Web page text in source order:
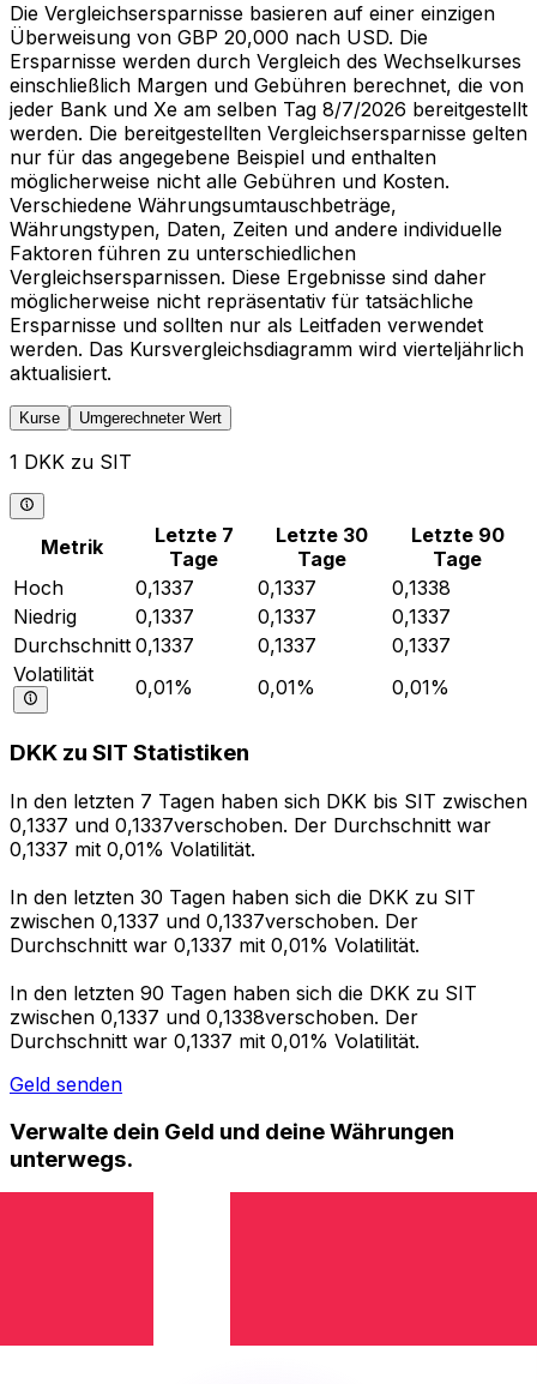
Die Vergleichsersparnisse basieren auf einer einzigen
Überweisung von GBP 20,000 nach USD. Die
Ersparnisse werden durch Vergleich des Wechselkurses
einschließlich Margen und Gebühren berechnet, die von
jeder Bank und Xe am selben Tag 8/7/2026 bereitgestellt
werden. Die bereitgestellten Vergleichsersparnisse gelten
nur für das angegebene Beispiel und enthalten
möglicherweise nicht alle Gebühren und Kosten.
Verschiedene Währungsumtauschbeträge,
Währungstypen, Daten, Zeiten und andere individuelle
Faktoren führen zu unterschiedlichen
Vergleichsersparnissen. Diese Ergebnisse sind daher
möglicherweise nicht repräsentativ für tatsächliche
Ersparnisse und sollten nur als Leitfaden verwendet
werden. Das Kursvergleichsdiagramm wird vierteljährlich
aktualisiert.
Kurse Umgerechneter Wert
1 DKK zu SIT
Metrik
Letzte 7
Tage
Letzte 30
Tage
Letzte 90
Tage
Hoch
0,1337 0,1337
0,1338
Niedrig
0,1337 0,1337
0,1337
Durchschnitt 0,1337 0,1337
0,1337
Volatilität
0,01% 0,01% 0,01%
DKK zu SIT Statistiken
In den letzten 7 Tagen haben sich DKK bis SIT zwischen
0,1337 und 0,1337verschoben. Der Durchschnitt war
0,1337 mit 0,01% Volatilität.
In den letzten 30 Tagen haben sich die DKK zu SIT
zwischen 0,1337 und 0,1337verschoben. Der
Durchschnitt war 0,1337 mit 0,01% Volatilität.
In den letzten 90 Tagen haben sich die DKK zu SIT
zwischen 0,1337 und 0,1338verschoben. Der
Durchschnitt war 0,1337 mit 0,01% Volatilität.
Geld senden
Verwalte dein Geld und deine Währungen
unterwegs.